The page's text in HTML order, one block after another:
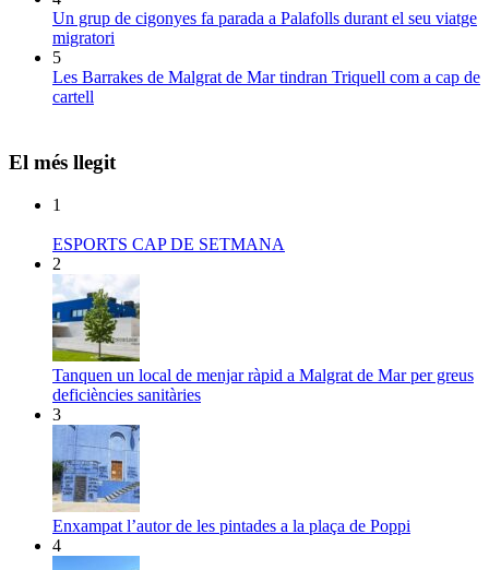
Un grup de cigonyes fa parada a Palafolls durant el seu viatge
migratori
5
Les Barrakes de Malgrat de Mar tindran Triquell com a cap de
cartell
El més llegit
1
ESPORTS CAP DE SETMANA
2
Tanquen un local de menjar ràpid a Malgrat de Mar per greus
deficiències sanitàries
3
Enxampat l’autor de les pintades a la plaça de Poppi
4